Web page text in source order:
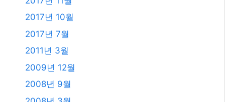
2017년 10월
2017년 7월
2011년 3월
2009년 12월
2008년 9월